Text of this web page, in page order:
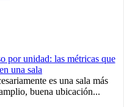
es una sala más
buena ubicación...